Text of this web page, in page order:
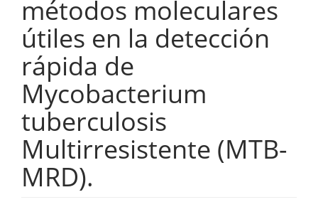
métodos moleculares
útiles en la detección
rápida de
Mycobacterium
tuberculosis
Multirresistente (MTB-
MRD).